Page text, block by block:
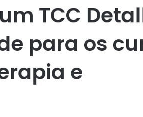
TCC
para os
e